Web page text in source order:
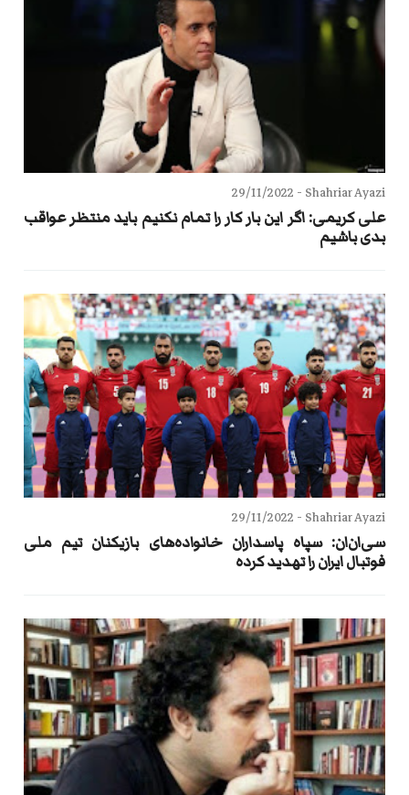
Shahriar Ayazi -
29/11/2022
علی کریمی: اگر این بار کار را تمام نکنیم باید منتظر عواقب
بدی باشیم
Shahriar Ayazi -
29/11/2022
سی‌ان‌ان: سپاه پاسداران خانواده‌های بازیکنان تیم ملی
فوتبال ایران را تهدید کرده